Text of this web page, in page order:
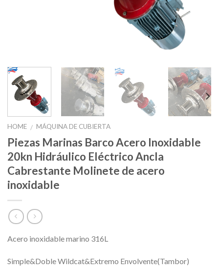
HOME / MÁQUINA DE CUBIERTA
Piezas Marinas Barco Acero Inoxidable
20kn Hidráulico Eléctrico Ancla
Cabrestante Molinete de acero
inoxidable
Acero inoxidable marino 316L
Simple&Doble Wildcat&Extremo Envolvente(Tambor)